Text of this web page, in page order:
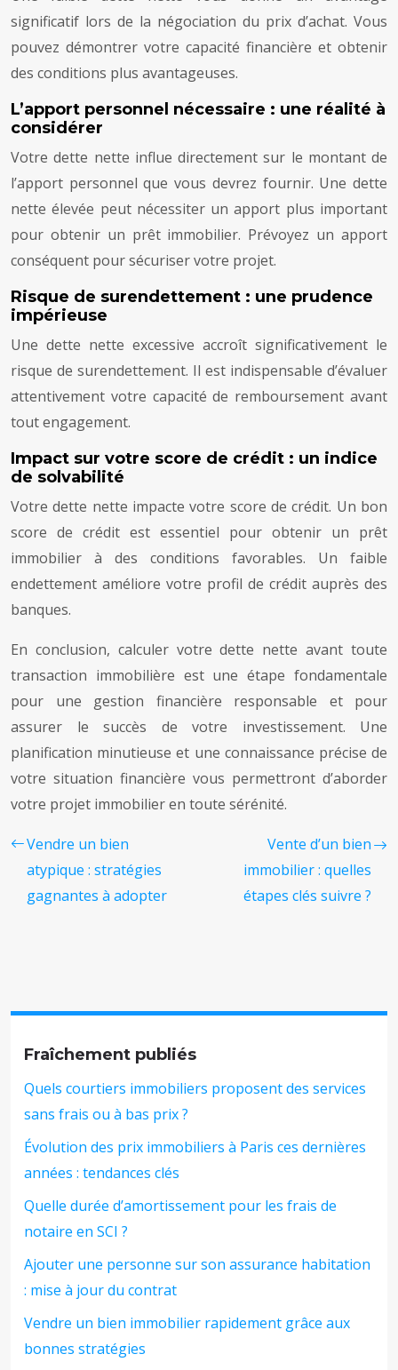
significatif lors de la négociation du prix d’achat. Vous
pouvez démontrer votre capacité financière et obtenir
des conditions plus avantageuses.
L’apport personnel nécessaire : une réalité à
considérer
Votre dette nette influe directement sur le montant de
l’apport personnel que vous devrez fournir. Une dette
nette élevée peut nécessiter un apport plus important
pour obtenir un prêt immobilier. Prévoyez un apport
conséquent pour sécuriser votre projet.
Risque de surendettement : une prudence
impérieuse
Une dette nette excessive accroît significativement le
risque de surendettement. Il est indispensable d’évaluer
attentivement votre capacité de remboursement avant
tout engagement.
Impact sur votre score de crédit : un indice
de solvabilité
Votre dette nette impacte votre score de crédit. Un bon
score de crédit est essentiel pour obtenir un prêt
immobilier à des conditions favorables. Un faible
endettement améliore votre profil de crédit auprès des
banques.
En conclusion, calculer votre dette nette avant toute
transaction immobilière est une étape fondamentale
pour une gestion financière responsable et pour
assurer le succès de votre investissement. Une
planification minutieuse et une connaissance précise de
votre situation financière vous permettront d’aborder
votre projet immobilier en toute sérénité.
Vendre un bien
atypique : stratégies
gagnantes à adopter
Vente d’un bien
immobilier : quelles
étapes clés suivre ?
Fraîchement publiés
Quels courtiers immobiliers proposent des services
sans frais ou à bas prix ?
Évolution des prix immobiliers à Paris ces dernières
années : tendances clés
Quelle durée d’amortissement pour les frais de
notaire en SCI ?
Ajouter une personne sur son assurance habitation
: mise à jour du contrat
Vendre un bien immobilier rapidement grâce aux
bonnes stratégies